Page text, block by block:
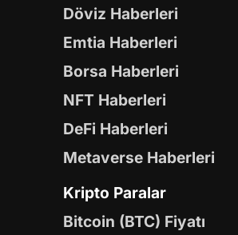
Döviz Haberleri
Emtia Haberleri
Borsa Haberleri
NFT Haberleri
DeFi Haberleri
Metaverse Haberleri
Kripto Paralar
Bitcoin (BTC) Fiyatı